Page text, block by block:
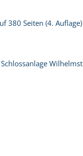
380 Seiten (4. Auflage)